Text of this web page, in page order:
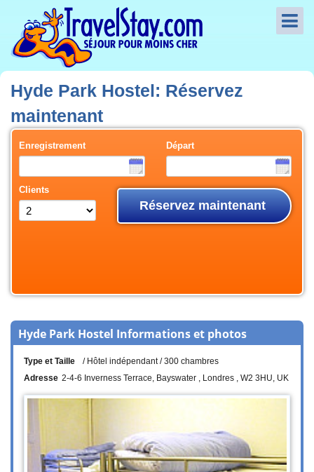
Hyde Park Hostel: Réservez
maintenant
Enregistrement Départ
Clients
Réservez maintenant
Hyde Park Hostel Informations et photos
Type et Taille Hôtel indépendant
300 chambres
Adresse 2-4-6 Inverness Terrace Bayswater Londres W2 3HU UK